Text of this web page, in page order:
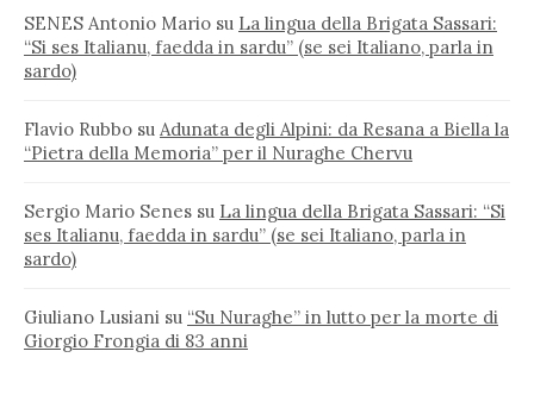
SENES Antonio Mario su La lingua della Brigata Sassari:
“Si ses Italianu, faedda in sardu” (se sei Italiano, parla in
sardo)
Flavio Rubbo su Adunata degli Alpini: da Resana a Biella la
“Pietra della Memoria” per il Nuraghe Chervu
Sergio Mario Senes su La lingua della Brigata Sassari: “Si
ses Italianu, faedda in sardu” (se sei Italiano, parla in
sardo)
Giuliano Lusiani su “Su Nuraghe” in lutto per la morte di
Giorgio Frongia di 83 anni